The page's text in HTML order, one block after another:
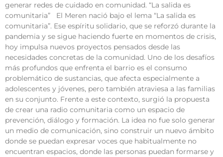
generar redes de cuidado en comunidad. “La salida es
comunitaria” El Meren nació bajo el lema “La salida es
comunitaria”. Ese espíritu solidario, que se reforzó durante la
pandemia y se sigue haciendo fuerte en momentos de crisis,
hoy impulsa nuevos proyectos pensados desde las
necesidades concretas de la comunidad. Uno de los desafíos
más profundos que enfrenta el barrio es el consumo
problemático de sustancias, que afecta especialmente a
adolescentes y jóvenes, pero también atraviesa a las familias
en su conjunto. Frente a este contexto, surgió la propuesta
de crear una radio comunitaria como un espacio de
prevención, diálogo y formación. La idea no fue solo generar
un medio de comunicación, sino construir un nuevo ámbito
donde se puedan expresar voces que habitualmente no
encuentran espacios, donde las personas puedan formarse y